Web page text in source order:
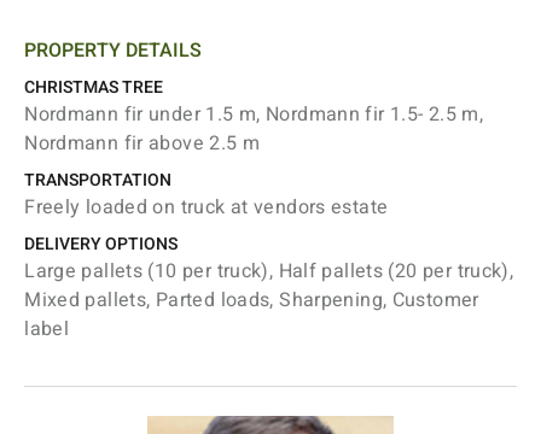
PROPERTY DETAILS
CHRISTMAS TREE
Nordmann fir under 1.5 m, Nordmann fir 1.5- 2.5 m,
Nordmann fir above 2.5 m
TRANSPORTATION
Freely loaded on truck at vendors estate
DELIVERY OPTIONS
Large pallets (10 per truck), Half pallets (20 per truck),
Mixed pallets, Parted loads, Sharpening, Customer
label